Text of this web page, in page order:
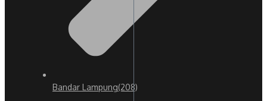
Bandar Lampung(208)